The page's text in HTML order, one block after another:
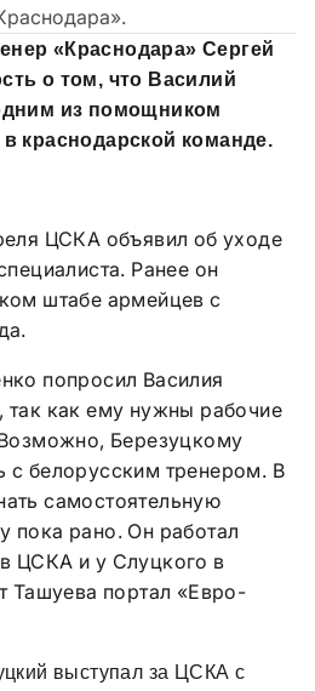
«Краснодара» Сергей
о том, что Василий
из помощником
краснодарской команде.
ЦСКА объявил об уходе
Ранее он
штабе армейцев с
попросил Василия
так как ему нужны рабочие
Березуцкому
с белорусским тренером. В
самостоятельную
пока рано. Он работал
ЦСКА и у Слуцкого в
Ташуева портал «Евро-
выступал за ЦСКА с